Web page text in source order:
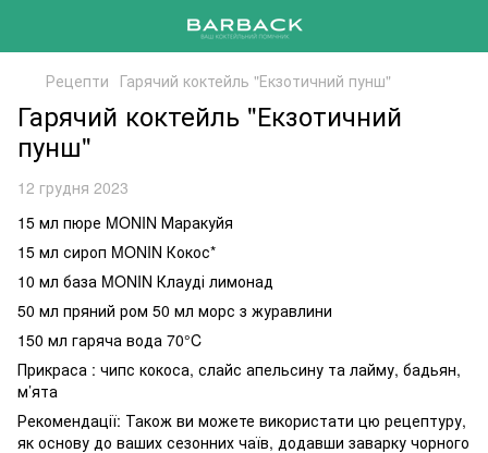
Рецепти Гарячий коктейль "Екзотичний пунш"
Гарячий коктейль "Екзотичний
пунш"
12 грудня 2023
15 мл пюре MONIN Маракуйя
15 мл сироп MONIN Кокос*
10 мл база MONIN Клауді лимонад
50 мл пряний ром 50 мл морс з журавлини
150 мл гаряча вода 70°C
Прикраса : чипс кокоса, слайс апельсину та лайму, бадьян,
м’ята
Рекомендації: Також ви можете використати цю рецептуру,
як основу до ваших сезонних чаїв, додавши заварку чорного